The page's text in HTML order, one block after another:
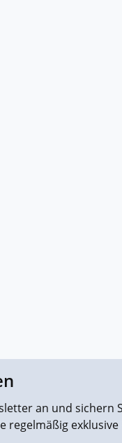
an und sichern
regelmäßig